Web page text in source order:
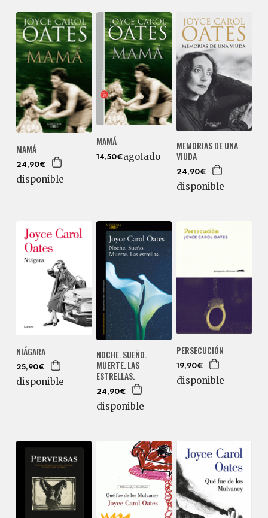
MAMÁ
24,90€
disponible
MAMÁ
14,50€agotado
MEMORIAS DE UNA
VIUDA
24,90€
disponible
NIÁGARA
25,90€
disponible
NOCHE. SUEÑO.
MUERTE. LAS
ESTRELLAS.
24,90€
disponible
PERSECUCIÓN
19,90€
disponible